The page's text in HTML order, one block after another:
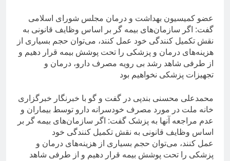
عضو کمیسیون بهداشت و درمان مجلس شورای اسلامی
گفت: اگر سازمان‌های بیمه گر بر اساس وظایف قانونی به
نقش تکمیل کنندگی خود عمل کنند، می‌توان حجم بسیاری از
هزینه‌های درمان و پزشکی را تحت پوشش بیمه قرار دهیم و
از طرفی شاهد رشد بی رویه مصرف دارو، درمان و
تجهیزات پزشکی نخواهیم بود
محمدعلی محسنی بندپی در گفت و گو با خبرنگار خبرگزاری
خانه ملت در مورد مصرف خودسرانه دارو توسط بیماران و
عدم مراجعه آنها به پزشک گفت: اگر سازمان‌های بیمه گر بر
اساس وظایف قانونی به نقش تکمیل کنندگی خود
عمل کنند، می‌توان حجم بسیاری از هزینه‌های درمان و
پزشکی را تحت پوشش بیمه قرار دهیم و از طرفی شاهد